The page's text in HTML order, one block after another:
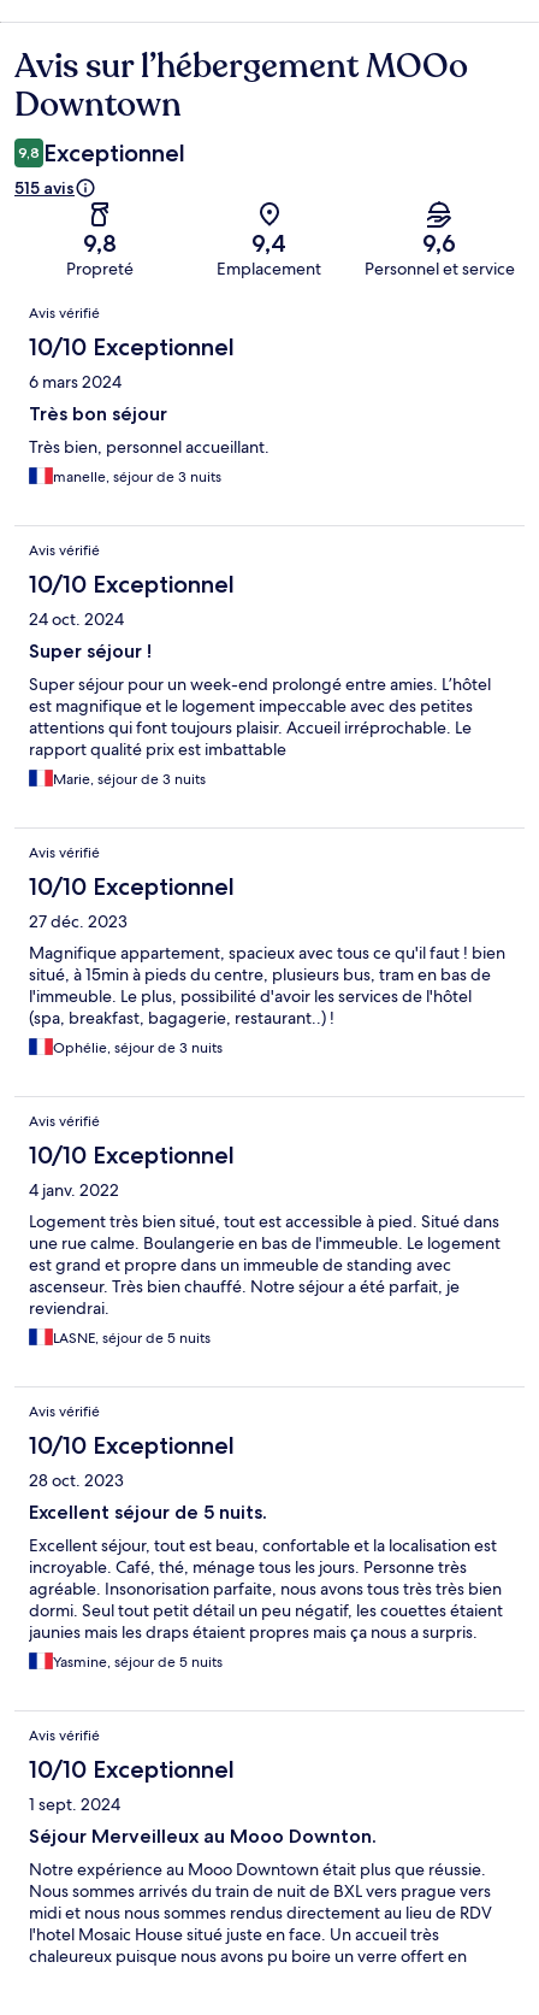
Avis
Avis sur l’hébergement MOOo
Downtown
9,8 Exceptionnel
515 avis
9,8
Propreté
9,4
Emplacement
9,6
Personnel et service
Avis
Avis vérifié
10/10 Exceptionnel
6 mars 2024
Très bon séjour
Très bien, personnel accueillant.
manelle, séjour de 3 nuits
Avis vérifié
10/10 Exceptionnel
24 oct. 2024
Super séjour !
Super séjour pour un week-end prolongé entre amies. L’hôtel
est magnifique et le logement impeccable avec des petites
attentions qui font toujours plaisir. Accueil irréprochable. Le
rapport qualité prix est imbattable
Marie, séjour de 3 nuits
Avis vérifié
10/10 Exceptionnel
27 déc. 2023
Magnifique appartement, spacieux avec tous ce qu'il faut ! bien
situé, à 15min à pieds du centre, plusieurs bus, tram en bas de
l'immeuble. Le plus, possibilité d'avoir les services de l'hôtel
(spa, breakfast, bagagerie, restaurant..) !
Ophélie, séjour de 3 nuits
Avis vérifié
10/10 Exceptionnel
4 janv. 2022
Logement très bien situé, tout est accessible à pied. Situé dans
une rue calme. Boulangerie en bas de l'immeuble. Le logement
est grand et propre dans un immeuble de standing avec
ascenseur. Très bien chauffé. Notre séjour a été parfait, je
reviendrai.
LASNE, séjour de 5 nuits
Avis vérifié
10/10 Exceptionnel
28 oct. 2023
Excellent séjour de 5 nuits.
Excellent séjour, tout est beau, confortable et la localisation est
incroyable. Café, thé, ménage tous les jours. Personne très
agréable. Insonorisation parfaite, nous avons tous très très bien
dormi. Seul tout petit détail un peu négatif, les couettes étaient
jaunies mais les draps étaient propres mais ça nous a surpris.
Yasmine, séjour de 5 nuits
Avis vérifié
10/10 Exceptionnel
1 sept. 2024
Séjour Merveilleux au Mooo Downton.
Notre expérience au Mooo Downtown était plus que réussie.
Nous sommes arrivés du train de nuit de BXL vers prague vers
midi et nous nous sommes rendus directement au lieu de RDV
l'hotel Mosaic House situé juste en face. Un accueil très
chaleureux puisque nous avons pu boire un verre offert en